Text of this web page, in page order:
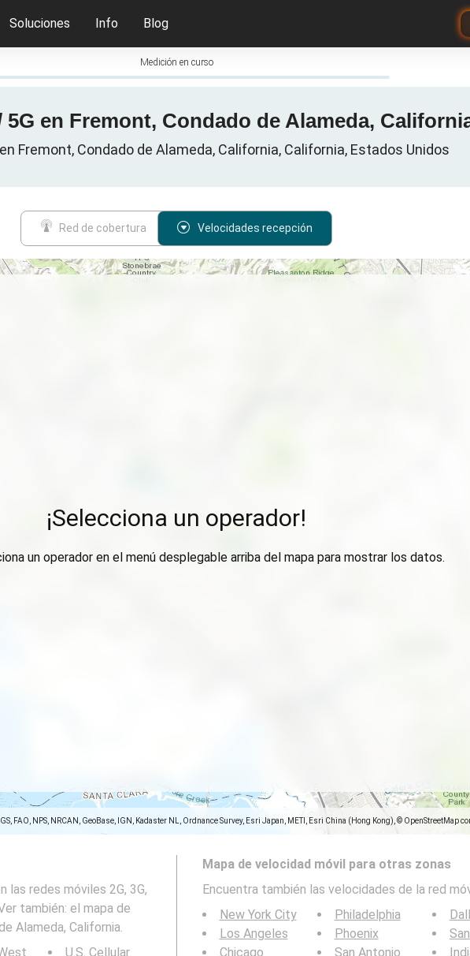
Soluciones Info Blog
Medición en curso
5G en Fremont, Condado de Alameda,
Fremont, Condado de Alameda, California, California, Estados Unidos
Red de cobertura Velocidades recepción
FAO, NPS, NRCAN, GeoBase, IGN, Kadaster NL, Ordnance Survey, Esri Japan, METI, Esri China (Hong Kong), © OpenStreetMap
¡Selecciona un operador!
un operador en el menú desplegable arriba del mapa para mostrar los datos.
redes móviles 2G, 3G,
también: el mapa de
Alameda, California.
U.S. Cellular
Mapa de velocidad móvil para otras zonas
Encuentra también las velocidades de la red
New York City
Los Angeles
Chicago
Philadelphia
Phoenix
San Antonio